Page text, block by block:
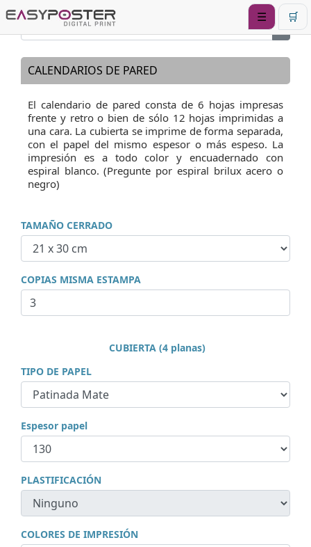
☰ 🛒
CALENDARIOS DE PARED
El calendario de pared consta de 6 hojas impresas
frente y retro o bien de sólo 12 hojas imprimidas a
una cara. La cubierta se imprime de forma separada,
con el papel del mismo espesor o más espeso. La
impresión es a todo color y encuadernado con
espiral blanco. (Pregunte por espiral brilux acero o
negro)
TAMAÑO CERRADO
COPIAS MISMA ESTAMPA
CUBIERTA (4 planas)
TIPO DE PAPEL
Espesor papel
PLASTIFICACIÓN
COLORES DE IMPRESIÓN